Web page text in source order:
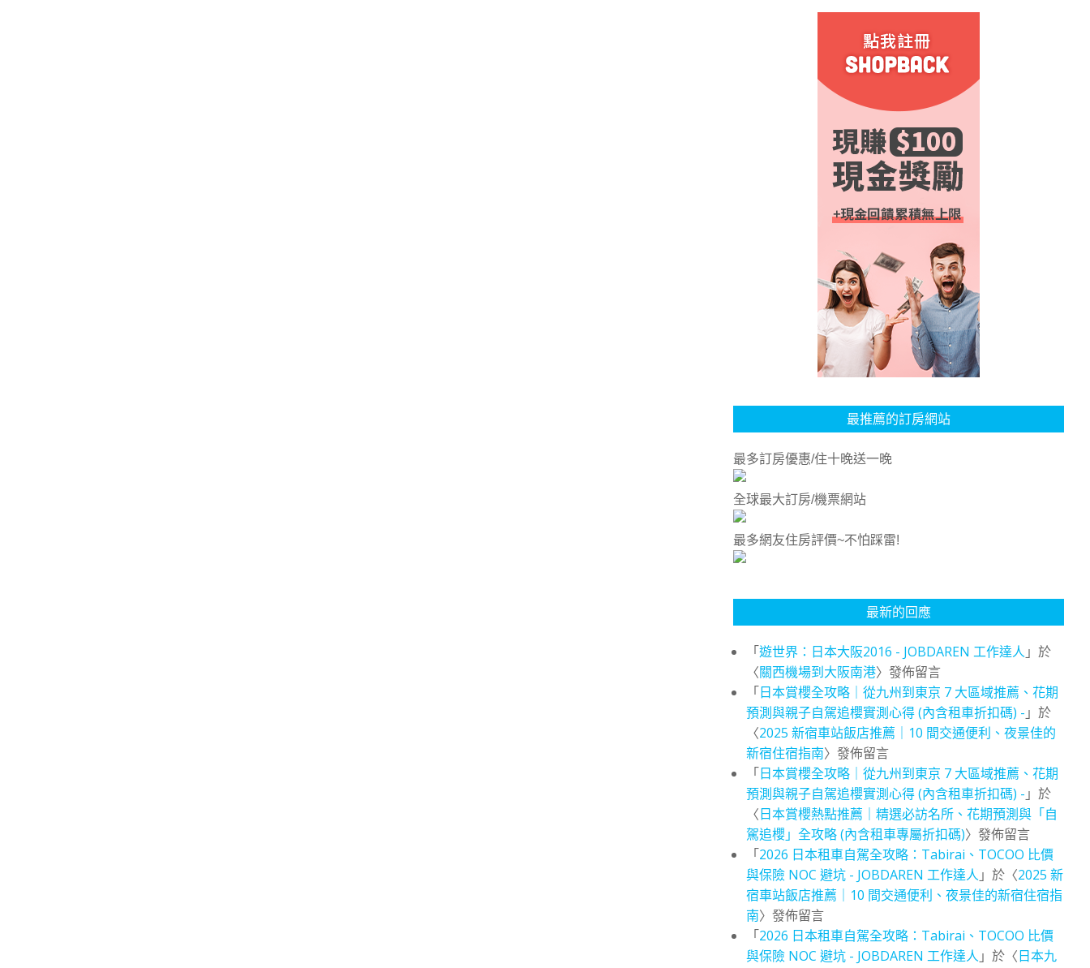
最推薦的訂房網站
最多訂房優惠/住十晚送一晚
全球最大訂房/機票網站
最多網友住房評價~不怕踩雷!
最新的回應
「遊世界：日本大阪2016 - JOBDAREN 工作達人 」於
〈關西機場到大阪南港〉發佈留言
「日本賞櫻全攻略｜從九州到東京 7 大區域推薦、花期
預測與親子自駕追櫻實測心得 (內含租車折扣碼) - 」於
〈2025 新宿車站飯店推薦｜10 間交通便利、夜景佳的
新宿住宿指南〉發佈留言
「日本賞櫻全攻略｜從九州到東京 7 大區域推薦、花期
預測與親子自駕追櫻實測心得 (內含租車折扣碼) - 」於
〈日本賞櫻熱點推薦｜精選必訪名所、花期預測與「自
駕追櫻」全攻略 (內含租車專屬折扣碼)〉發佈留言
「2026 日本租車自駕全攻略：Tabirai、TOCOO 比價
與保險 NOC 避坑 - JOBDAREN 工作達人 」於〈2025 新
宿車站飯店推薦｜10 間交通便利、夜景佳的新宿住宿指
南〉發佈留言
「2026 日本租車自駕全攻略：Tabirai、TOCOO 比價
與保險 NOC 避坑 - JOBDAREN 工作達人 」於〈日本九